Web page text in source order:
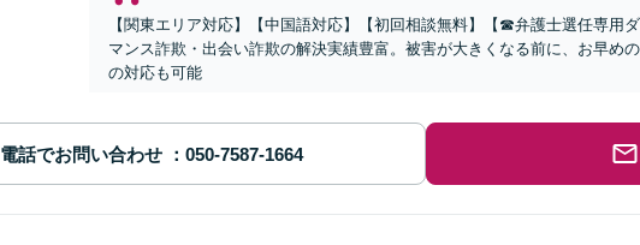
【関東エリア対応】【中国語対応】【初回相談無料】【☎︎弁護士選任専用
マンス詐欺・出会い詐欺の解決実績豊富。被害が大きくなる前に、お早め
の対応も可能
電話でお問い合わせ